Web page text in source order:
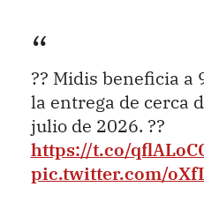
?? Midis beneficia a
la entrega de cerca
julio de 2026. ??
https://t.co/
pic.twitter.com/